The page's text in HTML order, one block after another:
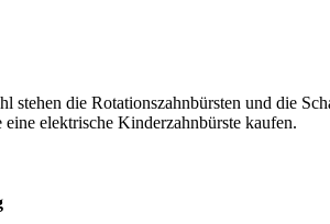
stehen die Rotationszahnbürsten und die
elektrische Kinderzahnbürste kaufen.